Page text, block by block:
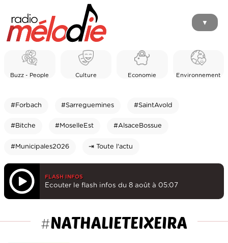
▼
Buzz - People Culture Economie Environnement
#Forbach #Sarreguemines #SaintAvold
#Bitche #MoselleEst #AlsaceBossue
#Municipales2026 ⇥ Toute l'actu
FLASH INFOS
Ecouter le flash infos du 8 août à 05:07
#NATHALIETEIXEIRA